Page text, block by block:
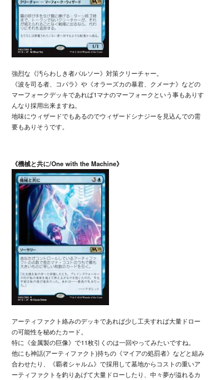
強烈な《汚らわしき者バルソー》対策クリーチャー。
《波を司る者、コパラ》や《オラーズカの暴君、クメーナ》などの
マーフォークデッキであれば1マナのマーフォークという事もありす
んなり採用出来ますね。
地味にウィザードでもあるのでウィザードシナジーを見込んでの需
要もありそうです。
《機械と共に/One with the Machine》
アーティファクト絡みのデッキであれば少し工夫すれば大量ドロー
の可能性を秘めたカード。
特に《金属製の巨像》で11枚引くのは一回やってみたいですね。
他にも神話(アーティファクト)持ちの《マイアの処罰者》などと組み
合わせたり、《覇者シャルム》で採用して墓地からコストの重いア
ーティファクトを釣りあげて大量ドローしたり、中々夢が溢れるカ